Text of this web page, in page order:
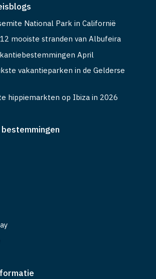
National Park in Californië
mooiste stranden van Albufeira
April
vakantieparken in de Gelderse
hippiemarkten op Ibiza in 2026